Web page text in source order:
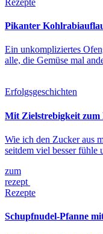
Pikanter
Ein unkompliziertes
alle, die Gemüse mal
Erfolgsgeschichten
Mit Zielstrebigkeit zum
Wie ich den Zucker aus
seitdem viel besser fühle
zum
rezept
Rezepte
Schupfnudel-Pfanne